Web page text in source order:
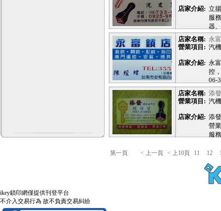
很
桃
【
．
．
【3
．
．
．
【4
．
．
【1
喇
營
【1
【2
製
店家介紹: 立
服
器
沈
電
手
屏
店家名稱: 永
營業項目: 汽
店家介紹: 永
控
06-
台
店家名稱: 添
營業項目: 汽
店家介紹: 添
營
服
第一頁 < 上一頁 < 上10頁 11 12
ikey鎖印網僅提供刊登平台
不介入交易行為 故不負責交易糾紛